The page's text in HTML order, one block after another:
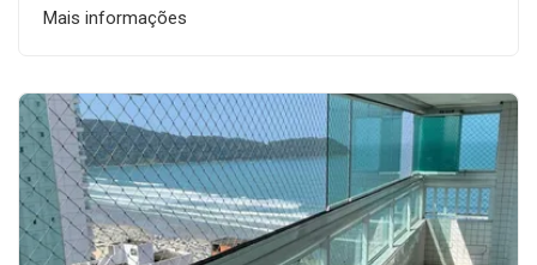
Mais informações